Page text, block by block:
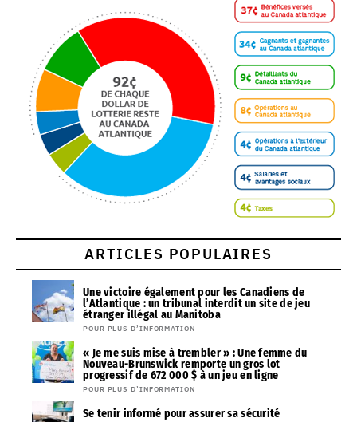
ARTICLES POPULAIRES
Une victoire également pour les Canadiens de
l’Atlantique : un tribunal interdit un site de jeu
étranger illégal au Manitoba
POUR PLUS D’INFORMATION
« Je me suis mise à trembler » : Une femme du
Nouveau-Brunswick remporte un gros lot
progressif de 672 000 $ à un jeu en ligne
POUR PLUS D’INFORMATION
Se tenir informé pour assurer sa sécurité